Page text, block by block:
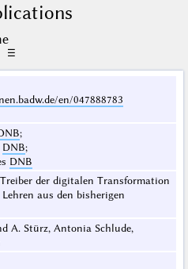
☰
en/047888783
;
DNB;
DNB
der digitalen Transformation
aus den bisherigen
A. Stürz, Antonia Schlude,